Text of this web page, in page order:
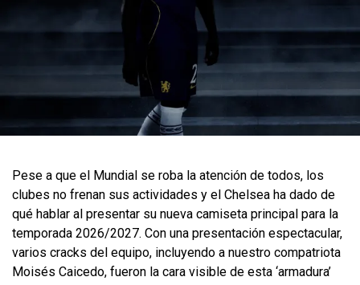
Pese a que el Mundial se roba la atención de todos, los
clubes no frenan sus actividades y el Chelsea ha dado de
qué hablar al presentar su nueva camiseta principal para la
temporada 2026/2027. Con una presentación espectacular,
varios cracks del equipo, incluyendo a nuestro compatriota
Moisés Caicedo, fueron la cara visible de esta ‘armadura’